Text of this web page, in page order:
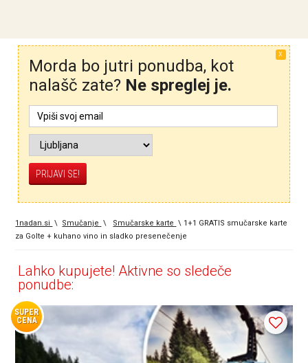
X
Morda bo jutri ponudba, kot
nalašč zate? Ne spreglej je.
1nadan.si \ Smučanje \ Smučarske karte \ 1+1 GRATIS smučarske karte
za Golte + kuhano vino in sladko presenečenje
Lahko kupujete! Aktivne so sledeče
ponudbe:
SUPER
CENA